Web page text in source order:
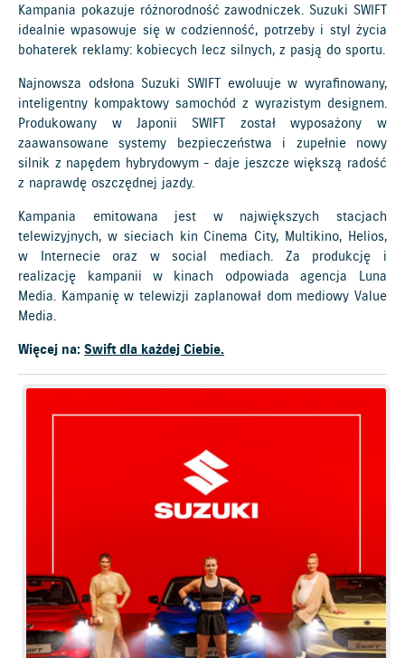
Kampania pokazuje różnorodność zawodniczek. Suzuki SWIFT
idealnie wpasowuje się w codzienność, potrzeby i styl życia
bohaterek reklamy: kobiecych lecz silnych, z pasją do sportu.
Najnowsza odsłona Suzuki SWIFT ewoluuje w wyrafinowany,
inteligentny kompaktowy samochód z wyrazistym designem.
Produkowany w Japonii SWIFT został wyposażony w
zaawansowane systemy bezpieczeństwa i zupełnie nowy
silnik z napędem hybrydowym - daje jeszcze większą radość
z naprawdę oszczędnej jazdy.
Kampania emitowana jest w największych stacjach
telewizyjnych, w sieciach kin Cinema City, Multikino, Helios,
w Internecie oraz w social mediach. Za produkcję i
realizację kampanii w kinach odpowiada agencja Luna
Media. Kampanię w telewizji zaplanował dom mediowy Value
Media.
Więcej na:Swift dla każdej Ciebie.